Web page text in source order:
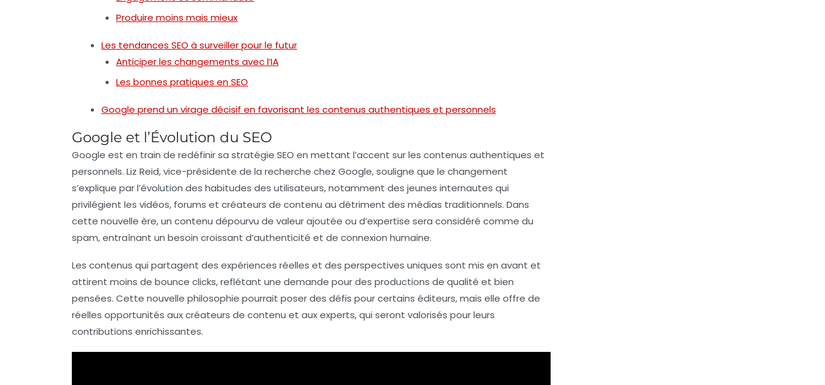
Produire moins mais mieux
Les tendances SEO à surveiller pour le futur
Anticiper les changements avec l’IA
Les bonnes pratiques en SEO
Google prend un virage décisif en favorisant les contenus authentiques et personnels
Google et l’Évolution du SEO
Google est en train de redéfinirsa stratégie SEO en mettant l’accent sur les contenus authentiques et
personnels. Liz Reid, vice-présidente de la recherche chez Google, souligne que le changement
s’explique par l’évolution des habitudes des utilisateurs, notamment des jeunes internautes qui
privilégient les vidéos, forums et créateurs de contenu au détriment des médias traditionnels. Dans
cette nouvelle ère, un contenu dépourvu de valeur ajoutée ou d’expertise sera considéré comme du
spam, entraînant un besoin croissant d’authenticité et de connexion humaine.
Les contenus qui partagent des expériences réelles et des perspectives uniques sont mis en avant et
attirent moins de bounce clicks, reflétant une demande pour des productions de qualité et bien
pensées. Cette nouvelle philosophie pourrait poser des défis pour certains éditeurs, mais elle offre de
réelles opportunités auxcréateurs de contenu et auxexperts, qui seront valorisés pour leurs
contributions enrichissantes.